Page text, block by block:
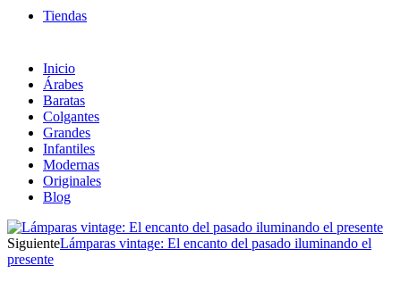
TOP en Ventas
Tiendas
Inicio
Árabes
Baratas
Colgantes
Grandes
Infantiles
Modernas
Originales
Blog
SiguienteLámparas vintage: El encanto del pasado iluminando el
presente